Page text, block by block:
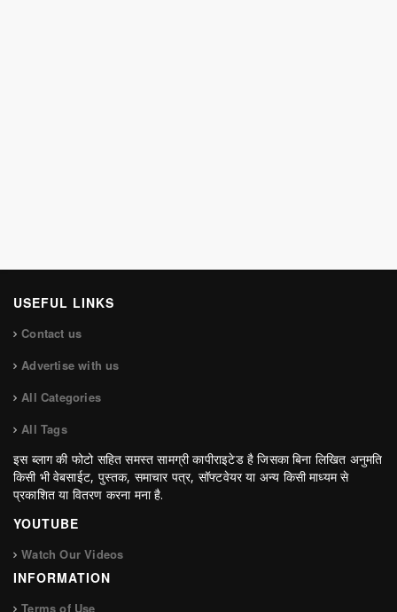
USEFUL LINKS
Contact us
Advertise with us
All Categories
All Tags
इस ब्लाग की फोटो सहित समस्त सामग्री कापीराइटेड है जिसका बिना लिखित अनुमति
किसी भी वेबसाईट, पुस्तक, समाचार पत्र, सॉफ्टवेयर या अन्य किसी माध्यम से
प्रकाशित या वितरण करना मना है.
YOUTUBE
Watch Our Videos
INFORMATION
Terms of Use